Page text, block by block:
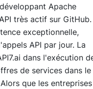
Apache
très actif sur GitHub.
exceptionnelle,
API par jour. La
dans l'exécution
de services dans le
que les entreprises